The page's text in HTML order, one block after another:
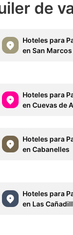
de
Hoteles para
en San Marcos
Hoteles para
en Cuevas de
Hoteles para
en Cabanelles
Hoteles para
en Las